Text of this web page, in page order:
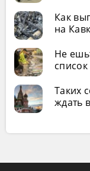
Как
на
Не
список
Таких
ждать